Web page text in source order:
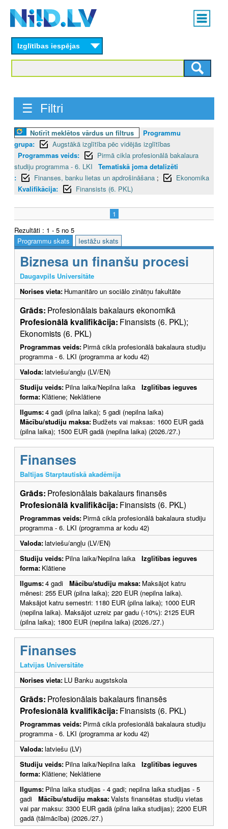
content
Main
menu
Izglītības iespējas
☰ Filtri
Notīrīt meklētos vārdus un filtrus
Programmu
grupa:
Augstākā izglītība pēc vidējās izglītības
Programmas veids:
Pirmā cikla profesionālā bakalaura
studiju programma - 6. LKI
Tematiskā joma detalizēti
:
Finanses, banku lietas un apdrošināšana ;
Ekonomika
Kvalifikācija:
Finansists (6. PKL)
1
Rezultāti : 1 - 5 no 5
Programmu skats
Iestāžu skats
Biznesa un finanšu procesi
Daugavpils Universitāte
Norises vieta: Humanitāro un sociālo zinātņu fakultāte
Grāds: Profesionālais bakalaurs ekonomikā
Profesionālā kvalifikācija: Finansists (6. PKL);
Ekonomists (6. PKL)
Programmas veids: Pirmā cikla profesionālā bakalaura studiju
programma - 6. LKI (programma ar kodu 42)
Valoda:latviešu/angļu (LV/EN)
Studiju veids: Pilna laika/Nepilna laika Izglītības ieguves
forma: Klātiene; Neklātiene
Ilgums:4 gadi (pilna laika); 5 gadi (nepilna laika)
Mācību/studiju maksa: Budžets vai maksas: 1600 EUR gadā
(pilna laika); 1500 EUR gadā (nepilna laika) (2026./27.)
Finanses
Baltijas Starptautiskā akadēmija
Grāds: Profesionālais bakalaurs finansēs
Profesionālā kvalifikācija: Finansists (6. PKL)
Programmas veids: Pirmā cikla profesionālā bakalaura studiju
programma - 6. LKI (programma ar kodu 42)
Valoda:latviešu/angļu (LV/EN)
Studiju veids: Pilna laika/Nepilna laika Izglītības ieguves
forma: Klātiene
Ilgums:4 gadi Mācību/studiju maksa: Maksājot katru
mēnesi: 255 EUR (pilna laika); 220 EUR (nepilna laika).
Maksājot katru semestri: 1180 EUR (pilna laika); 1000 EUR
(nepilna laika). Maksājot uzreiz par gadu (-10%): 2125 EUR
(pilna laika); 1800 EUR (nepilna laika) (2026./27.)
Finanses
Latvijas Universitāte
Norises vieta: LU Banku augstskola
Grāds: Profesionālais bakalaurs finansēs
Profesionālā kvalifikācija: Finansists (6. PKL)
Programmas veids: Pirmā cikla profesionālā bakalaura studiju
programma - 6. LKI (programma ar kodu 42)
Valoda:latviešu (LV)
Studiju veids: Pilna laika/Nepilna laika Izglītības ieguves
forma: Klātiene; Neklātiene
Ilgums: Pilna laika studijas - 4 gadi; nepilna laika studijas - 5
gadi Mācību/studiju maksa:Valsts finansētas studiju vietas
vai par maksu: 3300 EUR gadā (pilna laika studijas); 2200 EUR
gadā (tālmācība) (2026./27.)